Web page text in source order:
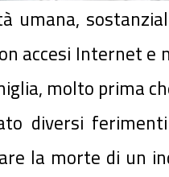
umana,
accesi Internet e
molto prima
diversi
la morte di un